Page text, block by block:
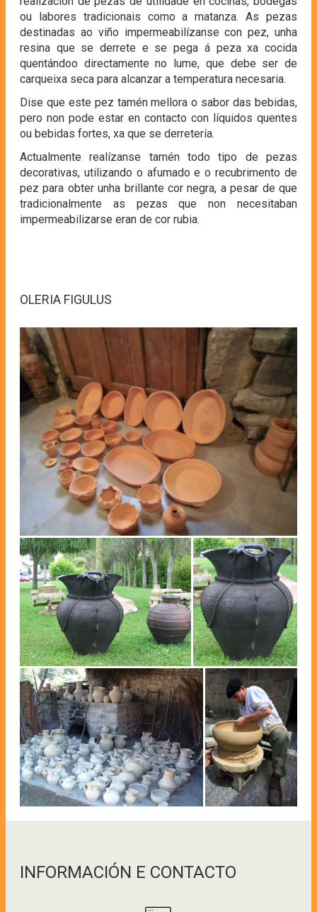
ou labores tradicionais como a matanza. As pezas
destinadas ao viño impermeabilízanse con pez, unha
resina que se derrete e se pega á peza xa cocida
quentándoo directamente no lume, que debe ser de
carqueixa seca para alcanzar a temperatura necesaria.
Dise que este pez tamén mellora o sabor das bebidas,
pero non pode estar en contacto con líquidos quentes
ou bebidas fortes, xa que se derretería.
Actualmente realízanse tamén todo tipo de pezas
decorativas, utilizando o afumado e o recubrimento de
pez para obter unha brillante cor negra, a pesar de que
tradicionalmente as pezas que non necesitaban
impermeabilizarse eran de cor rubia.
OLERIA FIGULUS
INFORMACIÓN E CONTACTO